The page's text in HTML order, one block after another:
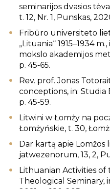
seminarijos dvasios
t. 12, Nr. 1, Punskas,
Fribūro universiteto
„Lituania“ 1915–1934
mokslo akademijos
p. 45-65.
Rev. prof. Jonas
conceptions, in: Studia
p. 45-59.
Litwini w Łomży na
Łomżyńskie, t. 30,
Dar kartą apie Lomžos
jatwezenorum, 13, 2,
Lithuanian Activities of
Theological Seminary,